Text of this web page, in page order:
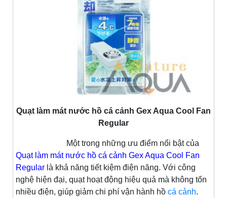
Quạt làm mát nước hồ cá cảnh Gex Aqua Cool Fan
Regular
Một trong những ưu điểm nổi bật của
Quạt làm mát nước hồ cá cảnh Gex Aqua Cool Fan
Regular là khả năng tiết kiệm điện năng. Với công
nghệ hiện đại, quạt hoạt động hiệu quả mà không tốn
nhiều điện, giúp giảm chi phí vận hành hồ cá cảnh.